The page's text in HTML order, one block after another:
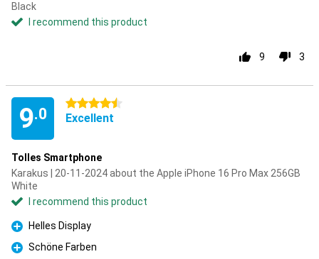
Black
I recommend this product
9 3
9.0
4.5 stars
Excellent
Tolles Smartphone
Karakus | 20-11-2024 about the Apple iPhone 16 Pro Max 256GB
White
I recommend this product
Pro
Helles Display
Pro
Schöne Farben